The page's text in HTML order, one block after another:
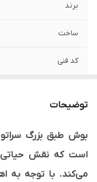
برند
ساخت
کد فنی
توضیحات
بوش طبق بزرگ
است که نقش حیاتی
می‌کند. با توجه به